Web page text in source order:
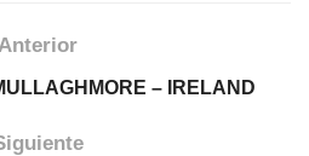
– IRELAND